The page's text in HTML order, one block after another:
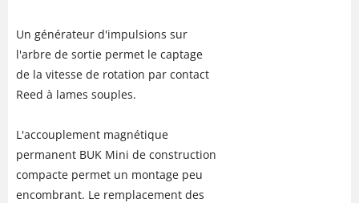
Un générateur d'impulsions sur
l'arbre de sortie permet le captage
de la vitesse de rotation par contact
Reed à lames souples.
L'accouplement magnétique
permanent BUK Mini de construction
compacte permet un montage peu
encombrant. Le remplacement des